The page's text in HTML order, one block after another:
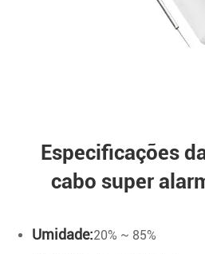
Especificações
cabo super
Umidade:20% ~ 85%